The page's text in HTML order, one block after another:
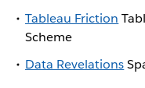
Tableau Friction
Scheme
Data Revelations